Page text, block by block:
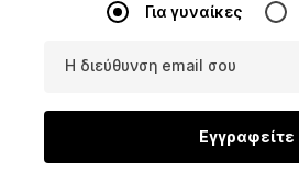
Για γυναίκες
Η διεύθυνση email σου
Εγγραφείτε